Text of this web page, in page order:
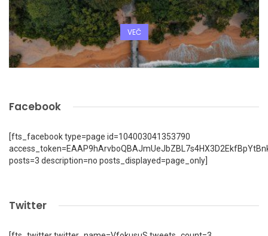
VEČ
Facebook
[fts_facebook type=page id=104003041353790
posts=3 description=no posts_displayed=page_only]
Twitter